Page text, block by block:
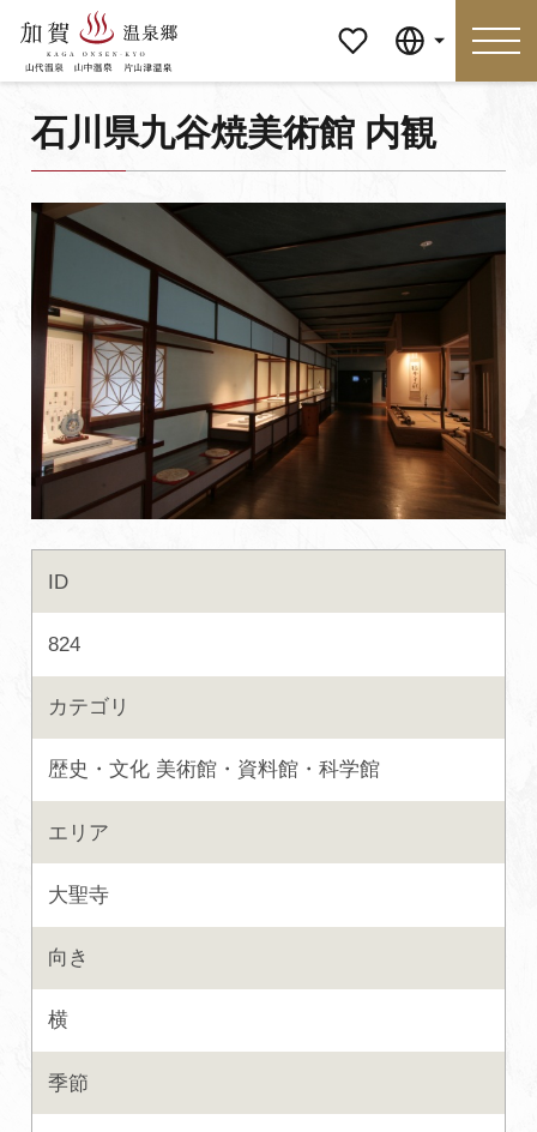
ージ
特集 おすすめの過ごし方
見どころ 食べる
おみやげ イベント
泊まる アクセス
マイページ
加賀に泊まって！北陸巡り♪
ご当地グルメ
加賀 旅先納税
FAQ
Language
パンフレットダウンロード
よくあるご質問・お問い合わせ
石川県九谷焼美術館 内観
ID
824
カテゴリ
歴史・文化 美術館・資料館・科学館
エリア
大聖寺
向き
横
季節